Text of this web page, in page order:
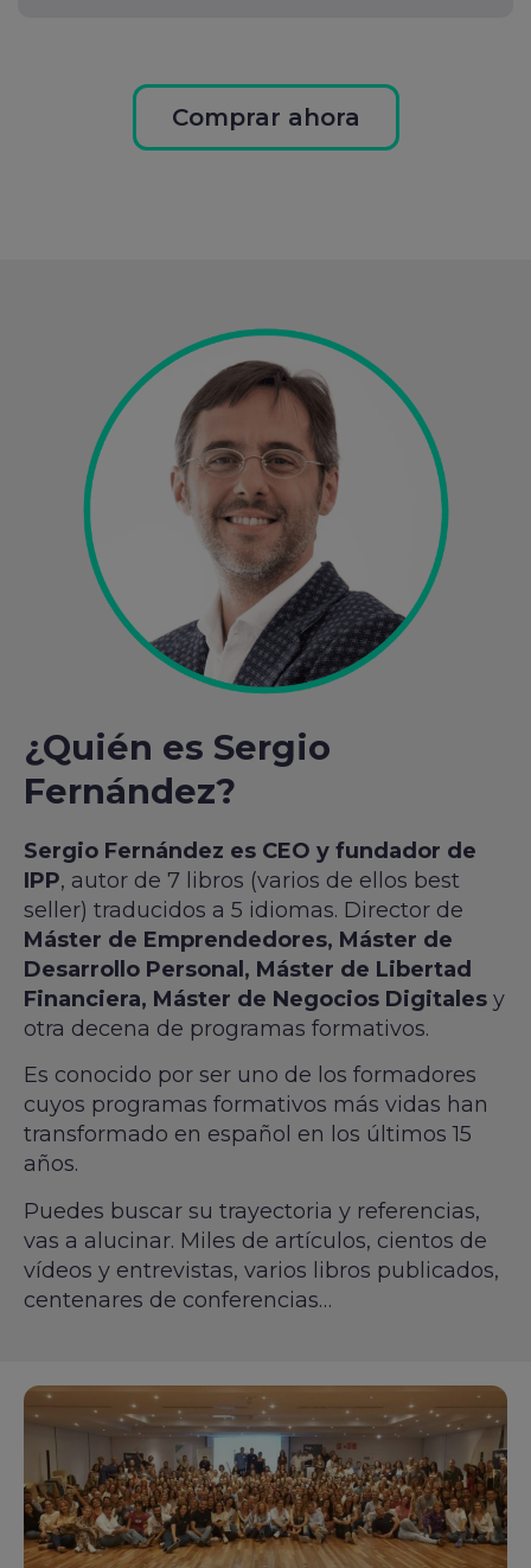
Comprar ahora
¿Quién es Sergio
Fernández?
Sergio Fernández es CEO y fundador de
IPP, autor de 7 libros (varios de ellos best
seller) traducidos a 5 idiomas. Director de
Máster de Emprendedores, Máster de
Desarrollo Personal, Máster de Libertad
Financiera, Máster de Negocios Digitales y
otra decena de programas formativos.
Es conocido por ser uno de los formadores
cuyos programas formativos más vidas han
transformado en español en los últimos 15
años.
Puedes buscar su trayectoria y referencias,
vas a alucinar. Miles de artículos, cientos de
vídeos y entrevistas, varios libros publicados,
centenares de conferencias…